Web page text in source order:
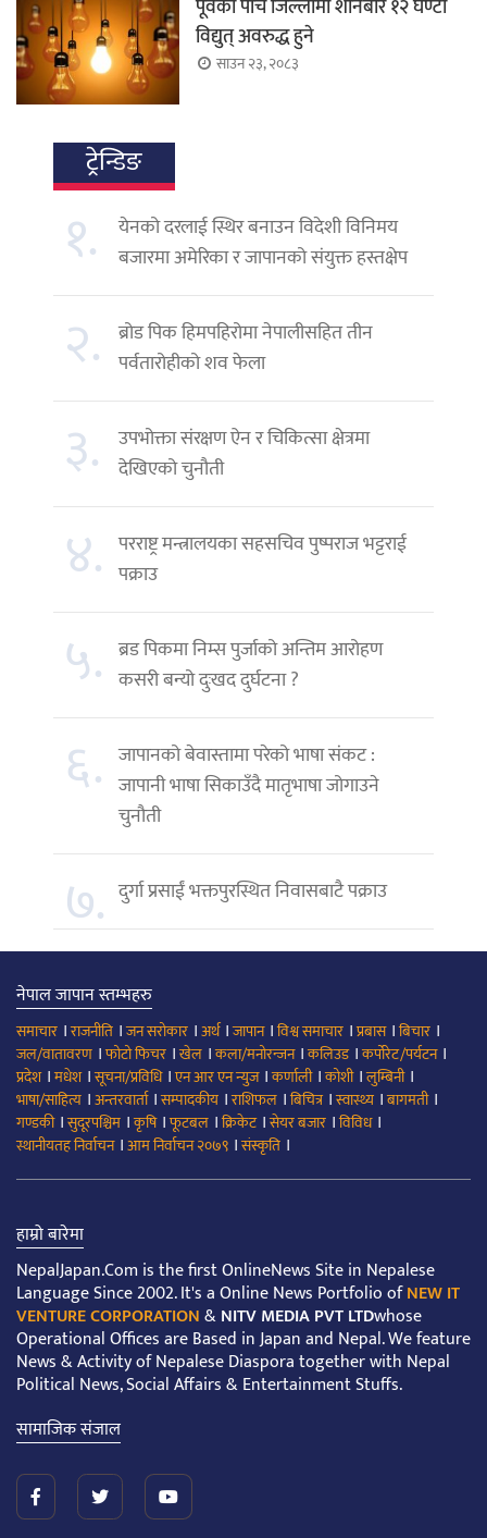
पूर्वका पाँच जिल्लामा शनिबार १२ घण्टा
विद्युत् अवरुद्ध हुने
साउन २३, २०८३
ट्रेन्डिङ
१.
येनको दरलाई स्थिर बनाउन विदेशी विनिमय
बजारमा अमेरिका र जापानको संयुक्त हस्तक्षेप
२. ब्रोड पिक हिमपहिरोमा नेपालीसहित तीन
पर्वतारोहीको शव फेला
३.
उपभोक्ता संरक्षण ऐन र चिकित्सा क्षेत्रमा
देखिएको चुनौती
४. परराष्ट्र मन्त्रालयका सहसचिव पुष्पराज भट्टराई
पक्राउ
५. ब्रड पिकमा निम्स पुर्जाको अन्तिम आरोहण
कसरी बन्यो दुःखद दुर्घटना ?
६. जापानको बेवास्तामा परेको भाषा संकट :
जापानी भाषा सिकाउँदै मातृभाषा जोगाउने
चुनौती
७. दुर्गा प्रसाईं भक्तपुरस्थित निवासबाटै पक्राउ
नेपाल जापान स्तम्भहरु
समाचार ।राजनीति ।जन सरोकार ।अर्थ।जापान।विश्व समाचार ।प्रबास।बिचार ।
जल/वातावरण ।फोटो फिचर ।खेल ।कला/मनोरन्जन।कलिउड।कर्पोरेट/पर्यटन।
प्रदेश।मधेश।सूचना/प्रविधि।एन आर एन न्युज।कर्णाली।कोशी।लुम्बिनी।
भाषा/साहित्य ।अन्तरवार्ता।सम्पादकीय ।राशिफल ।बिचित्र।स्वास्थ्य ।बागमती।
गण्डकी।सुदूरपश्चिम ।कृषि।फूटबल ।क्रिकेट।सेयर बजार ।विविध।
स्थानीयतह निर्वाचन।आम निर्वाचन २०७९ ।संस्कृति ।
हाम्रो बारेमा
NepalJapan.Com is the first OnlineNews Site in Nepalese
Language Since 2002. It's a Online News Portfolio ofNEW IT
VENTURE CORPORATION&NITV MEDIA PVT LTDwhose
Operational Offices are Based in Japan and Nepal. We feature
News & Activity of Nepalese Diaspora together with Nepal
Political News, Social Affairs & Entertainment Stuffs.
सामाजिक संजाल